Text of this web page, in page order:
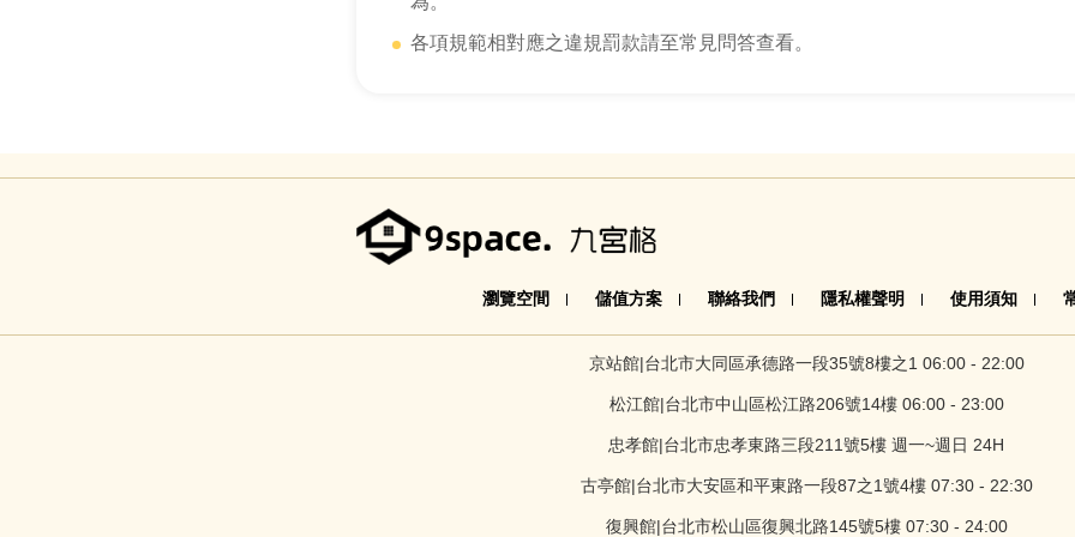
各項規範相對應之違規罰款請至常見問答查看。
瀏覽空間 儲值方案 聯絡我們 隱私權聲明 使用須知
京站館|台北市大同區承德路一段35號8樓之1 06:00 - 22:00
松江館|台北市中山區松江路206號14樓 06:00 - 23:00
忠孝館|台北市忠孝東路三段211號5樓 週一~週日 24H
古亭館|台北市大安區和平東路一段87之1號4樓 07:30 - 22:30
復興館|台北市松山區復興北路145號5樓 07:30 - 24:00